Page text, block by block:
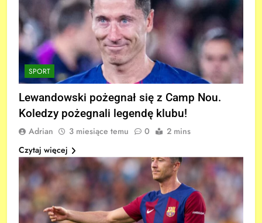
SPORT
Lewandowski pożegnał się z Camp Nou.
Koledzy pożegnali legendę klubu!
Adrian 3 miesiące temu 0
2 mins
Czytaj więcej